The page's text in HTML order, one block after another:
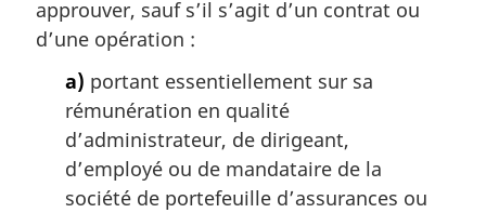
n
a
approuver, sauf s’il s’agit d’un contrat ou
d’une opération :
a) portant essentiellement sur sa
rémunération en qualité
d’administrateur, de dirigeant,
d’employé ou de mandataire de la
société de portefeuille d’assurances ou